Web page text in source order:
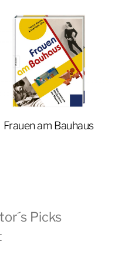
Frauen am Bauhaus
Picks